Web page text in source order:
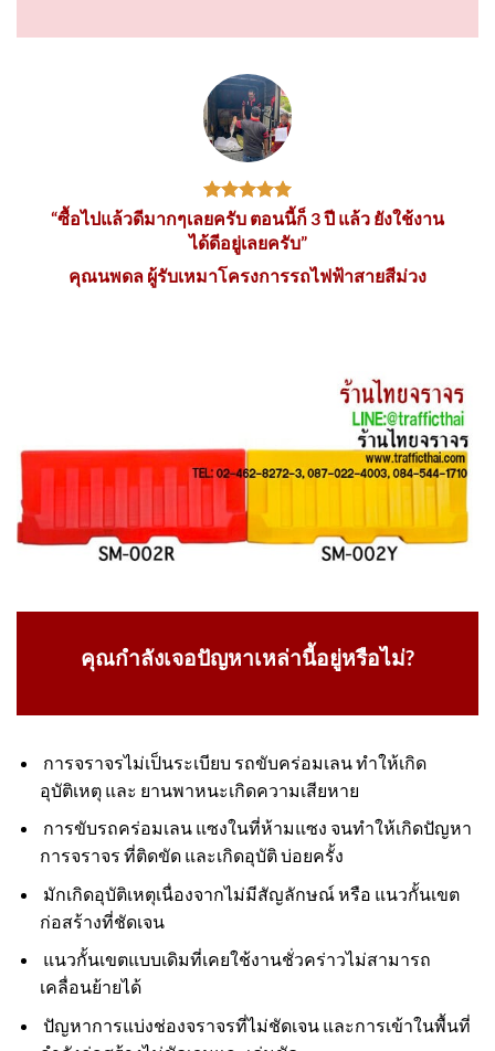
“ซื้อไปแล้วดีมากๆเลยครับ ตอนนี้ก็ 3 ปี แล้ว ยังใช้งาน
ได้ดีอยู่เลยครับ”
คุณนพดล ผู้รับเหมาโครงการรถไฟฟ้าสายสีม่วง
คุณกำลังเจอปัญหาเหล่านี้อยู่หรือไม่?
การจราจรไม่เป็นระเบียบ รถขับคร่อมเลน ทำให้เกิด
อุบัติเหตุ และ ยานพาหนะเกิดความเสียหาย
การขับรถคร่อมเลน แซงในที่ห้ามแซง จนทำให้เกิดปัญหา
การจราจร ที่ติดขัด และเกิดอุบัติ บ่อยครั้ง
มักเกิดอุบัติเหตุเนื่องจากไม่มีสัญลักษณ์ หรือ แนวกั้นเขต
ก่อสร้างที่ชัดเจน
แนวกั้นเขตแบบเดิมที่เคยใช้งานชั่วคร่าวไม่สามารถ
เคลื่อนย้ายได้
ปัญหาการแบ่งช่องจราจรที่ไม่ชัดเจน และการเข้าในพื้นที่